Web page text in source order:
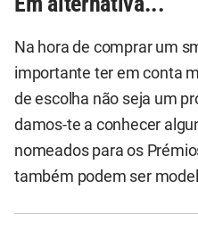
Na hora de comprar um
importante ter em conta
de escolha não seja um
damos-te a conhecer
nomeados para os
também podem ser